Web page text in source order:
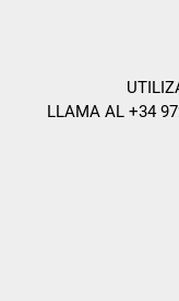
LLAMA AL +34